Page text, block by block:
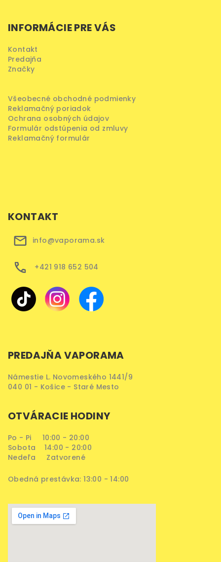
INFORMÁCIE PRE VÁS
Kontakt
Predajňa
Značky
Všeobecné obchodné podmienky
Reklamačný poriadok
Ochrana osobných údajov
Formulár odstúpenia od zmluvy
Reklamačný formulár
KONTAKT
info@vaporama.sk
+421 918 652 504
PREDAJŇA VAPORAMA
Námestie L. Novomeského 1441/9
040 01 - Košice - Staré Mesto
OTVÁRACIE HODINY
Po - Pi 10:00 - 20:00
Sobota 14:00 - 20:00
Nedeľa Zatvorené
Obedná prestávka: 13:00 - 14:00